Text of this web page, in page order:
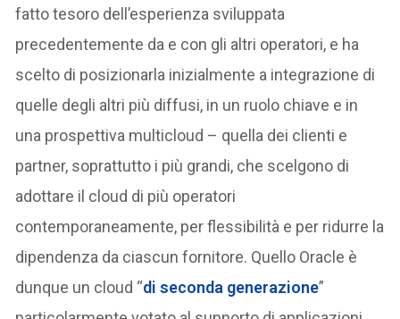
fatto tesoro dell’esperienza sviluppata
precedentemente da e con gli altri operatori, e ha
scelto di posizionarla inizialmente a integrazione di
quelle degli altri più diffusi, in un ruolo chiave e in
una prospettiva multicloud – quella dei clienti e
partner, soprattutto i più grandi, che scelgono di
adottare il cloud di più operatori
contemporaneamente, per flessibilità e per ridurre la
dipendenza da ciascun fornitore. Quello Oracle è
dunque un cloud “di seconda generazione”